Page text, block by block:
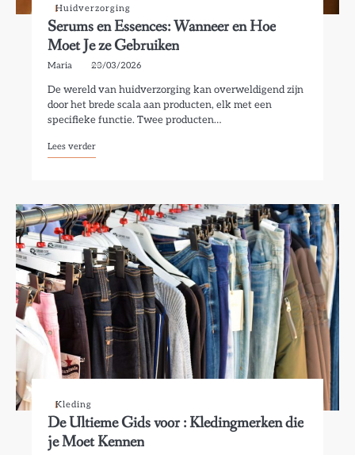
Huidverzorging
Serums en Essences: Wanneer en Hoe
Moet Je ze Gebruiken
Maria 23/03/2026
De wereld van huidverzorging kan overweldigend zijn
door het brede scala aan producten, elk met een
specifieke functie. Twee producten…
Lees verder
Kleding
De Ultieme Gids voor : Kledingmerken die
je Moet Kennen